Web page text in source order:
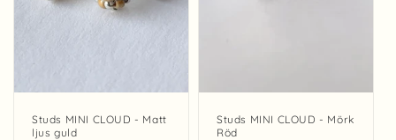
Studs MINI CLOUD - Matt
ljus guld
Studs MINI CLOUD - Mörk
Röd